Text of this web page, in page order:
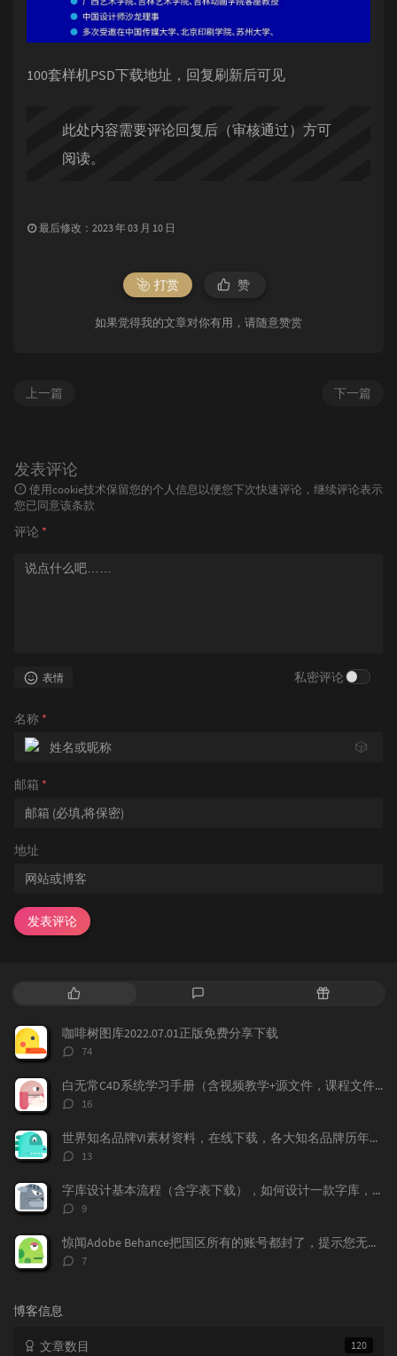
100套样机PSD下载地址，回复刷新后可见
此处内容需要评论回复后（审核通过）方可
阅读。
最后修改：2023 年 03 月 10 日
打赏 赞
如果觉得我的文章对你有用，请随意赞赏
下一篇
上一篇
发表评论
使用cookie技术保留您的个人信息以便您下次快速评论，继续评论表示
您已同意该条款
评论 *
表情 私密评论
名称 *
🎲
邮箱 *
地址
发表评论
热
文
章
评
论
随
咖啡树图库2022.07.01正版免费分享下载
评
数：
74
白无常C4D系统学习手册（含视频教学+源文件，课程文件）免费下载学习
评
数：
16
世界知名品牌VI素材资料，在线下载，各大知名品牌历年的VI记录都存在这上面，
评
数：
13
字库设计基本流程（含字表下载），如何设计一款字库，字体标准流程，字表整理
评
数：
9
惊闻Adobe Behance把国区所有的账号都封了，提示您无权访问本产品，下面我来告诉大家如何做，找回你的作品！找回behance账号，恢复behance老账号数据。
评
7
博客信息
120
文章数目